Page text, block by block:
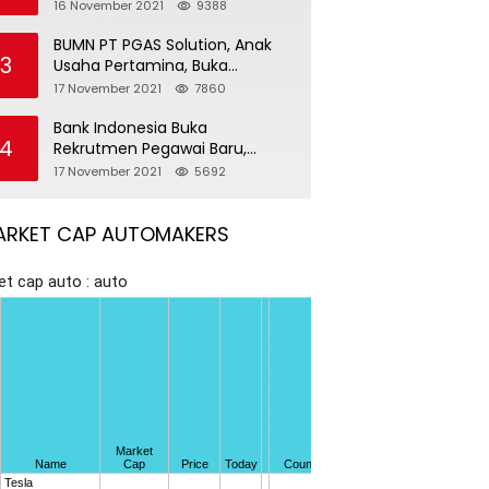
16 November 2021 9388
3
BUMN PT PGAS Solution, Anak
Usaha Pertamina, Buka
Rekrutmen Pegawai Baru
17 November 2021 7860
Bank Indonesia Buka
Rekrutmen Pegawai Baru,
Tersedia 37 Posisi
17 November 2021 5692
CAP AUTOMAKERS